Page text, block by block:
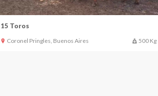
15 Toros
Coronel Pringles, Buenos Aires 500 Kg